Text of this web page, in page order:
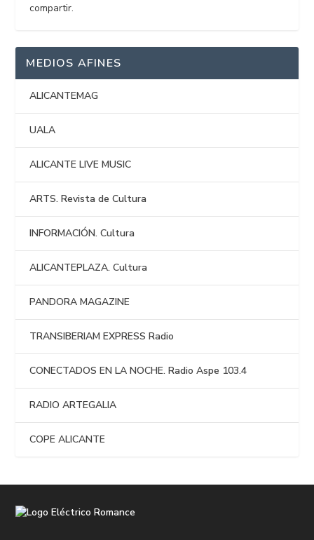
compartir.
MEDIOS AFINES
ALICANTEMAG
UALA
ALICANTE LIVE MUSIC
ARTS. Revista de Cultura
INFORMACIÓN. Cultura
ALICANTEPLAZA. Cultura
PANDORA MAGAZINE
TRANSIBERIAM EXPRESS Radio
CONECTADOS EN LA NOCHE. Radio Aspe 103.4
RADIO ARTEGALIA
COPE ALICANTE